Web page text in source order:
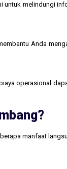
untuk melindungi
Anda
operasional
manfaat